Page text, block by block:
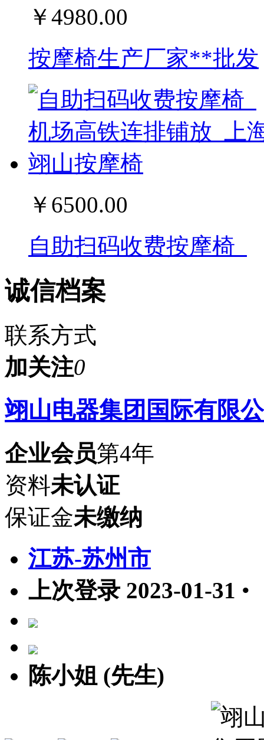
￥4980.00
按摩椅生产厂家**批发
￥6500.00
自助扫码收费按摩椅_
诚信档案
联系方式
加关注0
翊山电器集团国际有限
企业会员第4年
资料未认证
保证金未缴纳
江苏-苏州市
上次登录 2023-01-31 •
陈小姐 (先生)